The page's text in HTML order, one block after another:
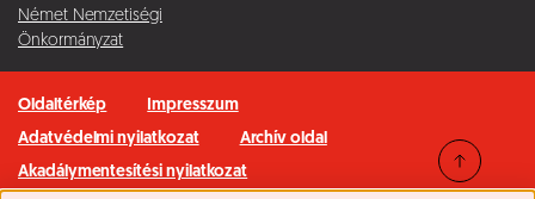
Német Nemzetiségi
Önkormányzat
Oldaltérkép
Impresszum
Adatvédelmi nyilatkozat
Archív oldal
Akadálymentesítési nyilatkozat